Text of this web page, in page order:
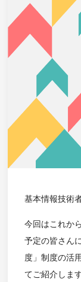
基本情報技術
今回はこれか
予定の皆さん
度」制度の活
てご紹介します